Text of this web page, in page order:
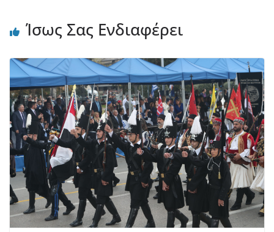
Ίσως Σας Ενδιαφέρει